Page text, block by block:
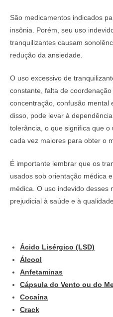
São medicamentos indicados
insônia. Porém, seu uso
tranquilizantes causam
redução da ansiedade.
O uso excessivo de
constante, falta de
concentração, confusão mental
disso, pode levar à
tolerância, o que significa que
cada vez maiores para obter o
É importante lembrar que os
usados sob orientação médica
médica. O uso indevido desses
prejudicial à saúde e à
Ácido Lisérgico (LSD)
Álcool
Anfetaminas
Cápsula do Vento ou do
Cocaína
Crack